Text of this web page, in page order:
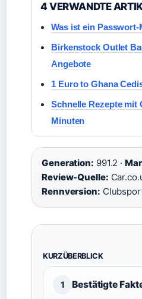
4 VERWANDTE
Was ist ein
Birkenstock Outlet
Angebote
1 Euro to Ghana
Schnelle Rezepte mit
Minuten
Generation: 991.2 ·
Review-Quelle:
Rennversion:
KURZÜBERBLICK
1 Bestätigte